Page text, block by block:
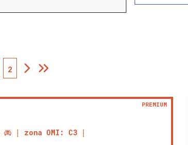
2
PREMIUM
zona OMI: C3